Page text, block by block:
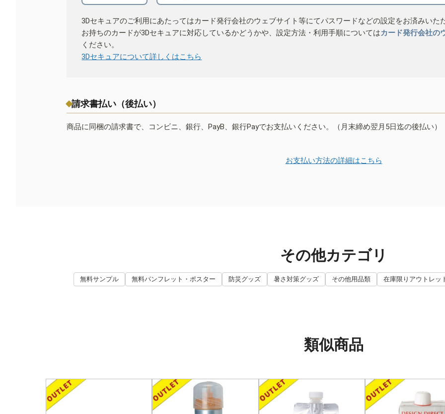
3Dセキュアのご利用にあたってはカード発行会社のウェブサイト等にてパスワードなどの設定をお済みいた
お持ちのカードが3Dセキュアに対応しているかどうかや、設定方法・利用手順についてはカード発行会社の
ください。
3Dセキュアについて詳しくはこちら
請求書払い（後払い）
商品に同梱の請求書で、コンビニ、銀行、PayB、銀行Payでお支払いください。（月末締め翌月5日迄の後払い）
お支払い方法の詳細はこちら
その他カテゴリ
無料サンプル 無料パンフレット・ポスター 防災グッズ 暑さ対策グッズ その他用品類 在庫限りアウトレッ
類似商品